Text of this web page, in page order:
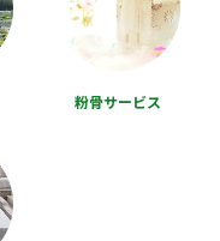
粉骨サービス